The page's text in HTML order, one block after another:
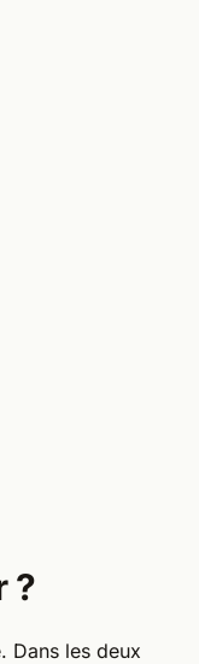
?
Dans les deux